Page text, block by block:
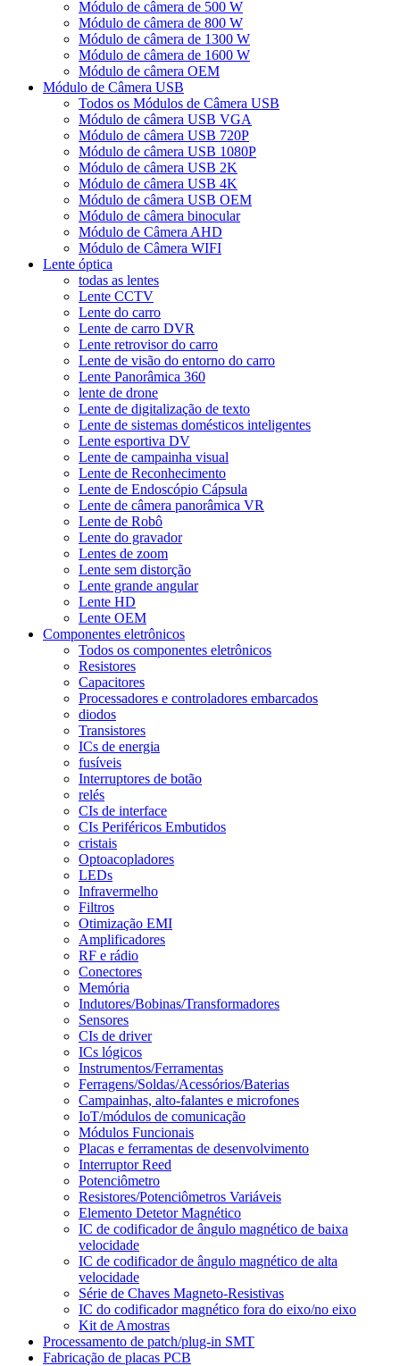
Módulo de câmera de 500 W
Módulo de câmera de 800 W
Módulo de câmera de 1300 W
Módulo de câmera de 1600 W
Módulo de câmera OEM
Módulo de Câmera USB
Todos os Módulos de Câmera USB
Módulo de câmera USB VGA
Módulo de câmera USB 720P
Módulo de câmera USB 1080P
Módulo de câmera USB 2K
Módulo de câmera USB 4K
Módulo de câmera USB OEM
Módulo de câmera binocular
Módulo de Câmera AHD
Módulo de Câmera WIFI
Lente óptica
todas as lentes
Lente CCTV
Lente do carro
Lente de carro DVR
Lente retrovisor do carro
Lente de visão do entorno do carro
Lente Panorâmica 360
lente de drone
Lente de digitalização de texto
Lente de sistemas domésticos inteligentes
Lente esportiva DV
Lente de campainha visual
Lente de Reconhecimento
Lente de Endoscópio Cápsula
Lente de câmera panorâmica VR
Lente de Robô
Lente do gravador
Lentes de zoom
Lente sem distorção
Lente grande angular
Lente HD
Lente OEM
Componentes eletrônicos
Todos os componentes eletrônicos
Resistores
Capacitores
Processadores e controladores embarcados
diodos
Transistores
ICs de energia
fusíveis
Interruptores de botão
relés
CIs de interface
CIs Periféricos Embutidos
cristais
Optoacopladores
LEDs
Infravermelho
Filtros
Otimização EMI
Amplificadores
RF e rádio
Conectores
Memória
Indutores/Bobinas/Transformadores
Sensores
CIs de driver
ICs lógicos
Instrumentos/Ferramentas
Ferragens/Soldas/Acessórios/Baterias
Campainhas, alto-falantes e microfones
IoT/módulos de comunicação
Módulos Funcionais
Placas e ferramentas de desenvolvimento
Interruptor Reed
Potenciômetro
Resistores/Potenciômetros Variáveis
Elemento Detetor Magnético
IC de codificador de ângulo magnético de baixa
velocidade
IC de codificador de ângulo magnético de alta
velocidade
Série de Chaves Magneto-Resistivas
IC do codificador magnético fora do eixo/no eixo
Kit de Amostras
Processamento de patch/plug-in SMT
Fabricação de placas PCB